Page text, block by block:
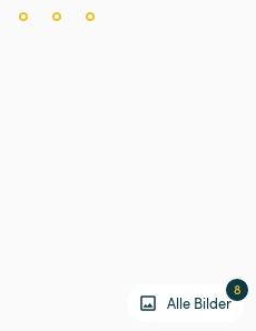
Alle Bilder
8